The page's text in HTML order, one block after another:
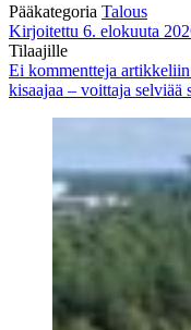
Pääkategoria Talous
Kirjoitettu 6. elokuuta
Tilaajille
Ei kommentteja artikkeliin
kisaajaa – voittaja selviää